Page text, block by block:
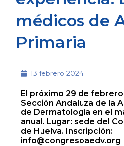
médicos de
Primaria
13 febrero 2024
El próximo 29 de
Sección Andaluza de la
de Dermatología en el
anual. Lugar: sede del
de Huelva. Inscripción:
info@congresoaedv.org